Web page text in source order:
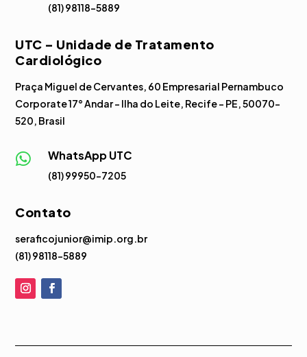
(81) 98118-5889
UTC – Unidade de Tratamento
Cardiológico
Praça Miguel de Cervantes, 60 Empresarial Pernambuco
Corporate 17° Andar – Ilha do Leite, Recife – PE, 50070-
520, Brasil
 WhatsApp UTC
(81) 99950-7205
Contato
seraficojunior@imip.org.br
(81) 98118-5889